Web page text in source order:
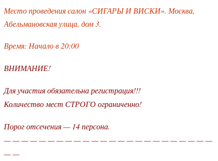
Место проведения салон «СИГАРЫ И ВИСКИ». Москва,
Абельмановская улица, дом 3.
Время: Начало в 20:00
ВНИМАНИЕ!
Для участия обязательна регистрация!!!
Количество мест СТРОГО ограниченно!
Порог отсечения — 14 персона.
— — — — — — — — — — — — — — — — — — — — — — — —
— —